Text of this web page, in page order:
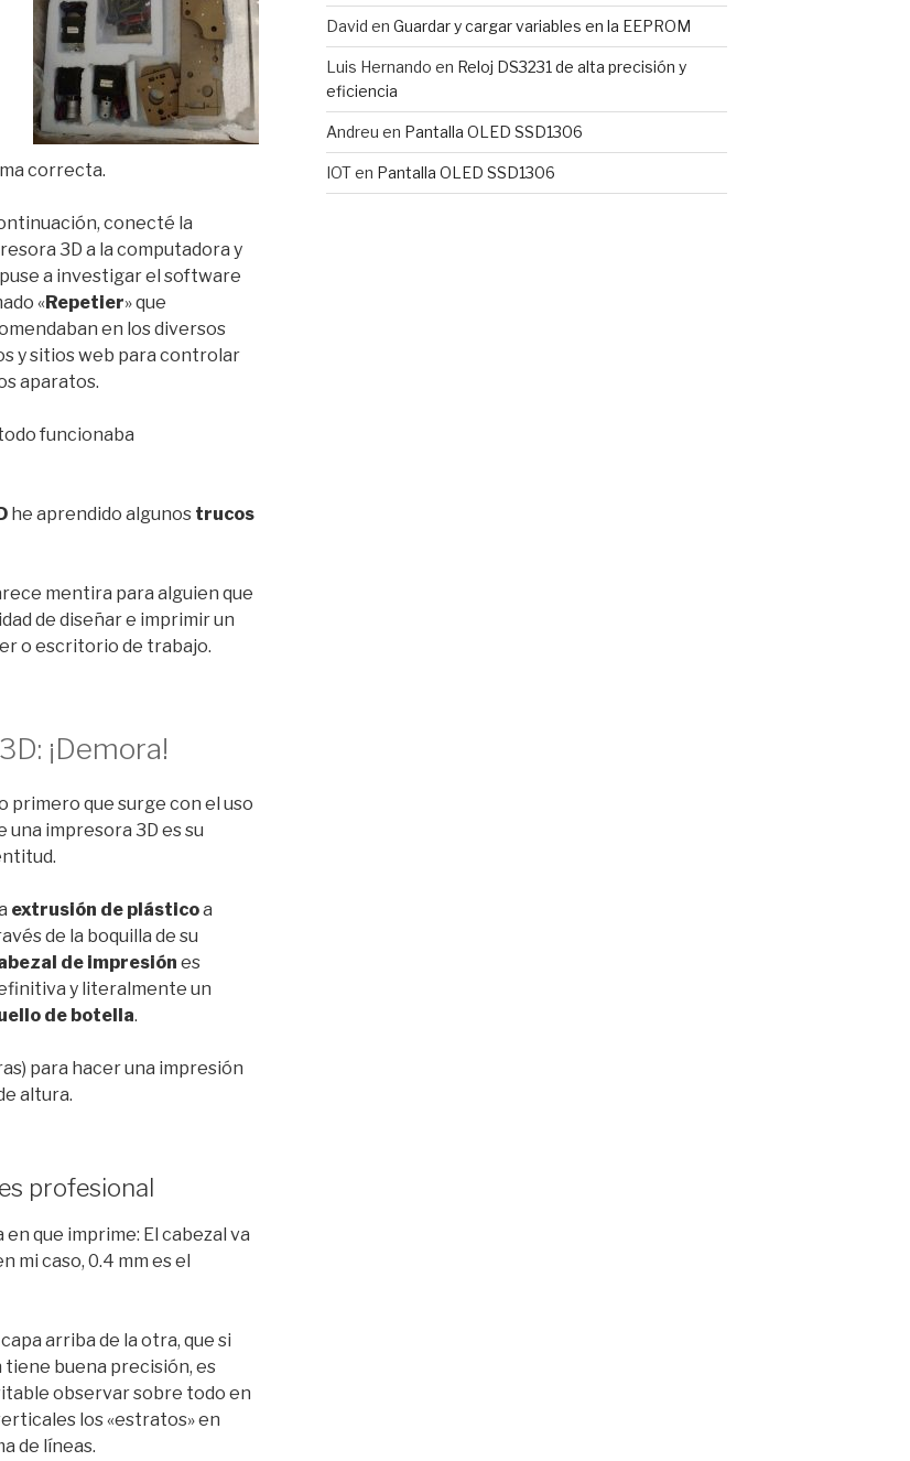
correcta.
conecté la
3D a la computadora y
a investigar el software
«Repetier» que
en los diversos
y sitios web para controlar
aparatos.
funcionaba
he aprendido algunos trucos
mentira para alguien que
de diseñar e imprimir un
o escritorio de trabajo.
¡Demora!
primero que surge con el uso
una impresora 3D es su
extrusión de plásticoa
de la boquilla de su
de impresión es
y literalmente un
de botella.
para hacer una impresión
altura.
profesional
que imprime: El cabezal va
mi caso, 0.4 mm es el
arriba de la otra, que si
tiene buena precisión, es
observar sobre todo en
los «estratos» en
de líneas.
David en Guardar y cargar variables en la EEPROM
Luis Hernando en Reloj DS3231 de alta precisión y
eficiencia
Andreu en Pantalla OLED SSD1306
IOTen Pantalla OLED SSD1306